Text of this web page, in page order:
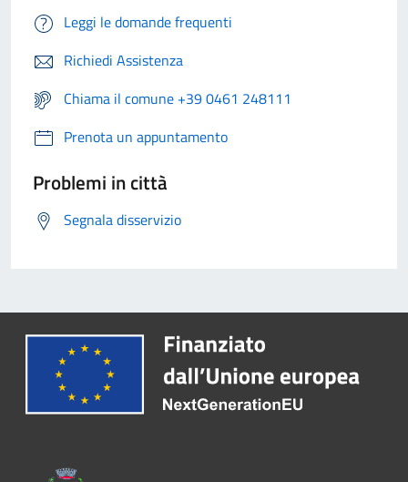
Leggi le domande frequenti
Richiedi Assistenza
Chiama il comune +39 0461 248111
Prenota un appuntamento
Problemi in città
Segnala disservizio